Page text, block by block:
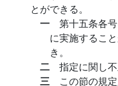
とができる。
一 第十五条各
に実施するこ
き。
二 指定に関し
三 この節の規